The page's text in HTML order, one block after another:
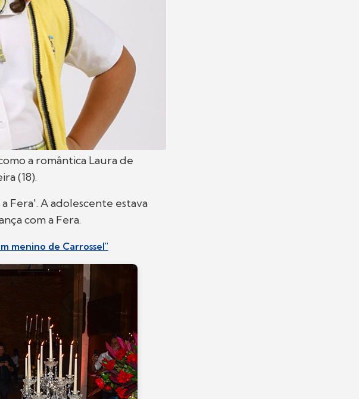
a romântica Laura de
(18).
Fera'. A adolescente estava
com a Fera.
menino de Carrossel"